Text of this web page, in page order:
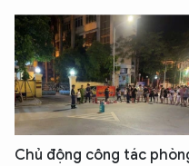
Chủ động công tác